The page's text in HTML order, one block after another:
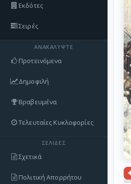
Εκδότες
Σειρές
ΑΝΑΚΑΛΎΨΤΕ
Προτεινόμενα
Δημοφιλή
Βραβευμένα
Τελευταίες Κυκλοφορίες
ΣΕΛΊΔΕΣ
Σχετικά
Πολιτική Απορρήτου